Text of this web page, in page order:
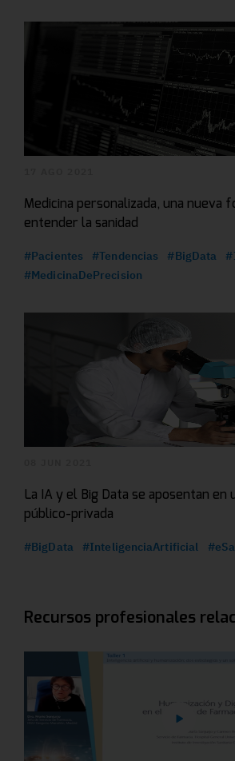
Medicina personalizada, una nueva
entender la sanidad
#Pacientes #Tendencias #BigData
#MedicinaDePrecision
La IA y el Big Data se aposentan en
público-privada
#BigData #InteligenciaArtificial
Recursos profesionales